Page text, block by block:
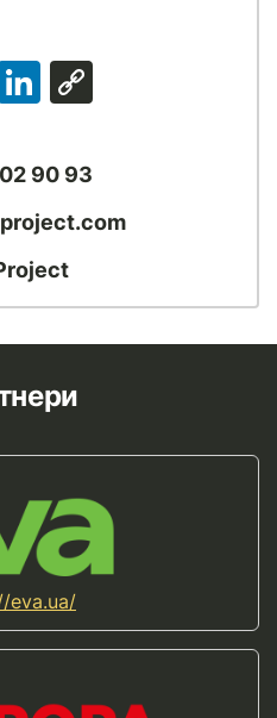
90 93
eva.ua/